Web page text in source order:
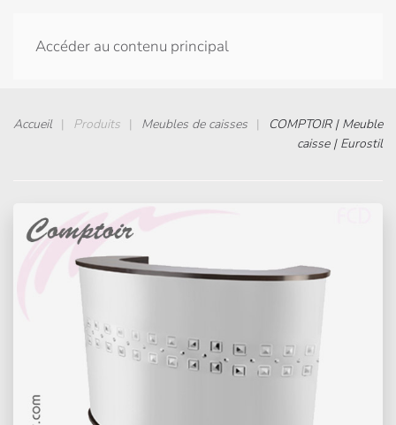
Accéder au contenu principal
Accueil Produits Meubles de caisses
COMPTOIR | Meuble
caisse | Eurostil